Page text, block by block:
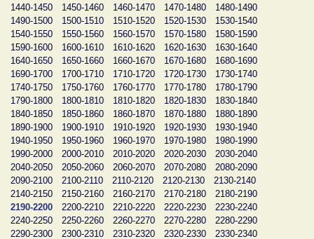
1440-1450
1450-1460 1460-1470 1470-1480
1480-1490
1490-1500
1500-1510 1510-1520 1520-1530
1530-1540
1540-1550
1550-1560 1560-1570 1570-1580
1580-1590
1590-1600
1600-1610 1610-1620 1620-1630
1630-1640
1640-1650
1650-1660 1660-1670 1670-1680
1680-1690
1690-1700
1700-1710 1710-1720 1720-1730
1730-1740
1740-1750
1750-1760 1760-1770 1770-1780
1780-1790
1790-1800
1800-1810 1810-1820 1820-1830
1830-1840
1840-1850
1850-1860 1860-1870 1870-1880
1880-1890
1890-1900
1900-1910 1910-1920 1920-1930
1930-1940
1940-1950
1950-1960 1960-1970 1970-1980
1980-1990
1990-2000
2000-2010 2010-2020 2020-2030
2030-2040
2040-2050
2050-2060 2060-2070 2070-2080
2080-2090
2090-2100
2100-2110 2110-2120 2120-2130
2130-2140
2140-2150
2150-2160 2160-2170 2170-2180
2180-2190
2190-2200
2200-2210 2210-2220 2220-2230
2230-2240
2240-2250
2250-2260 2260-2270 2270-2280
2280-2290
2290-2300
2300-2310 2310-2320 2320-2330
2330-2340